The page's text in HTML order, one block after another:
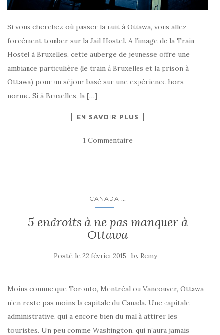
Si vous cherchez où passer la nuit à Ottawa, vous allez
forcément tomber sur la Jail Hostel. A l’image de la Train
Hostel à Bruxelles, cette auberge de jeunesse offre une
ambiance particulière (le train à Bruxelles et la prison à
Ottawa) pour un séjour basé sur une expérience hors
norme. Si à Bruxelles, la […]
EN SAVOIR PLUS
1 Commentaire
CANADA ...
5 endroits à ne pas manquer à
Ottawa
Posté le 22 février 2015 by Remy
Moins connue que Toronto, Montréal ou Vancouver, Ottawa
n’en reste pas moins la capitale du Canada. Une capitale
administrative, qui a encore bien du mal à attirer les
touristes. Un peu comme Washington, qui n’aura jamais